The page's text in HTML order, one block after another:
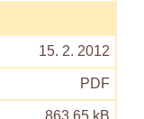
15. 2. 2012
PDF
863,65 kB